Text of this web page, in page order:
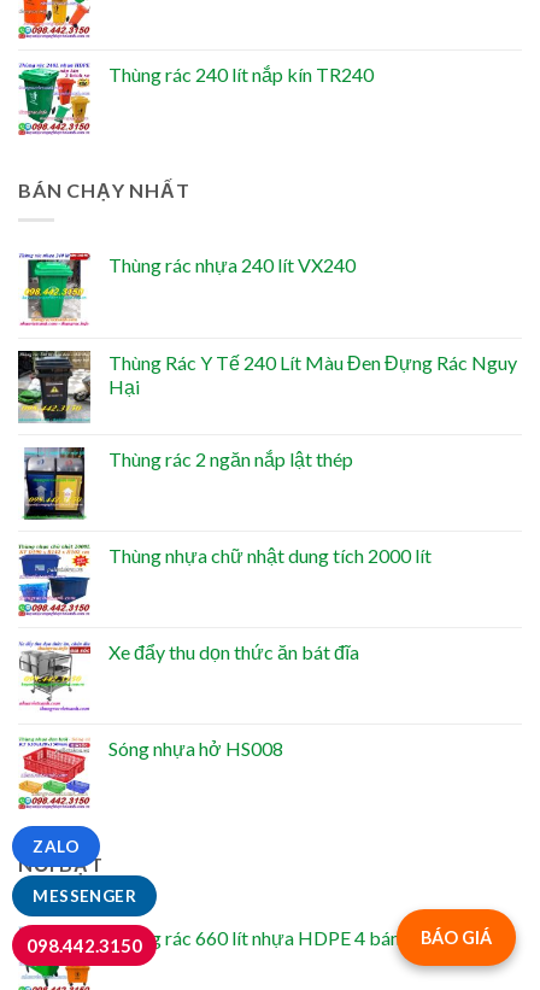
Thùng rác 240 lít nắp kín TR240
BÁN CHẠY NHẤT
Thùng rác nhựa 240 lít VX240
Thùng Rác Y Tế 240 Lít Màu Đen Đựng Rác Nguy
Hại
Thùng rác 2 ngăn nắp lật thép
Thùng nhựa chữ nhật dung tích 2000 lít
Xe đẩy thu dọn thức ăn bát đĩa
Sóng nhựa hở HS008
NỔI BẬT
Thùng rác 660 lít nhựa HDPE 4 bánh xe TR660
BÁO GIÁ
MESSENGER
ZALO
098.442.3150